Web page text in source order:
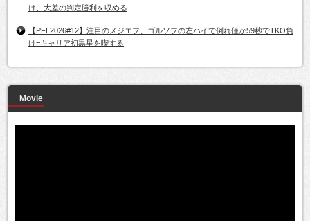
け、大差の判定勝利を収める
【PFL2026#12】注目のメジエフ、ゴルソフの左ハイで倒れ僅か59秒でTKO負
け=キャリア初黒星を喫する
Movie